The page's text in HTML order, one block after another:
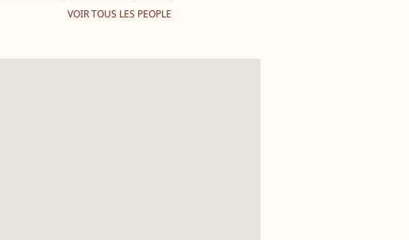
VOIR TOUS LES PEOPLE